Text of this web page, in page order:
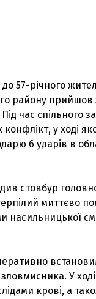
до 57-річного
району
час спільного
у ході
6 ударів в
стовбур
миттєво
насильницької
У
крові, а